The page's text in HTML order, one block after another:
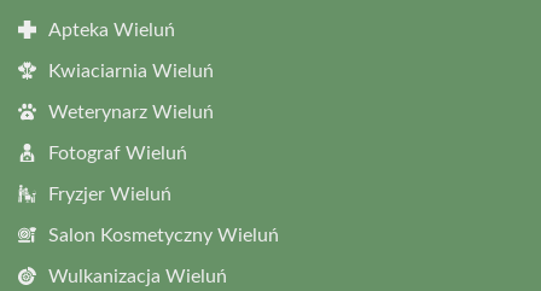
Apteka Wieluń
Kwiaciarnia Wieluń
Weterynarz Wieluń
Fotograf Wieluń
Fryzjer Wieluń
Salon Kosmetyczny Wieluń
Wulkanizacja Wieluń